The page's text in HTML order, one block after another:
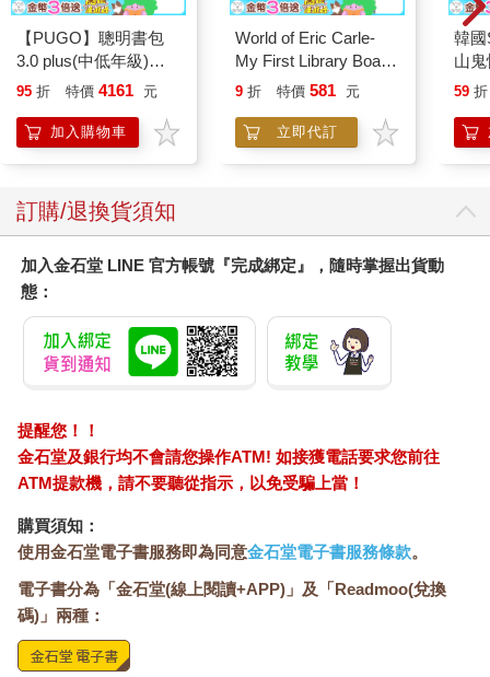
護他、奮力維繫其生命的人員——官員和健康照護人員——都被
叫到教堂，我們被告知那名病患因傷勢嚴重而死。典獄長和一名
健康照護代表必須親自向他的親屬通報這個消息。他們悲痛欲絕
——他留下一個年幼的家庭。
用沸騰的水壺互相攻擊，這可能會導致電器走火。二○一五年，監
獄禁止吸煙和打火機。但這些人很聰明，可以拆開水壺取出電
香菸常被私帶進來並以高價出售。當囚犯用光時，他們會抽塗上
香蕉曾一度被禁止，因為囚犯過去常常偷香蕉皮，他們把香蕉皮
曬乾並吸食，誤以為吸食香蕉皮會讓人自然嗨。囚犯有時甚至會
吸食燃燒的塑膠來得到快感。無論在任何地方、以任何方式，他
們都試圖忘卻一切。
沒有人想死在獄中。我們竭盡所能挽救生命，讓犯人在服完刑後
精神狀態，並詢問他們是否有任何自殘念頭或計劃。In-reach心理
健康服務團隊每天都會收到許多這樣的轉診。迪恩特別擅長讓人
們在情緒問題上對他坦誠以待。他幾乎是不停在監獄裡跑來跑
去，從一場心理危機到另一場心理危機，並做出實質的改變。有
些人會以割傷或摳抓自己來應對焦慮，也就是所謂的「切割」。
他們的身體在康復的各個階段皆佈滿傷疤——但他們堅信這只是
一種應對機制，他們實際上並不想死。有一度，在差不多一千出
頭的人口中，大約有七十人加入了ACCT照護計劃。這是一個可
怕的統計數據。
史蒂芬因一天處理三十件急救呼叫而受到典獄長的嘉獎。那段期
【PUGO】聰明書包
3.0 plus(中低年級)酷
黑 全新進化玩美上市
95 折 特價 4161 元
加入購物車
World of Eric Carle-
My First Library Board
Book Block Set
9 折 特價 581 元
立即代訂
韓
山
450
59 折
訂購/退換貨須知
加入金石堂 LINE 官方帳號『完成綁定』，隨時掌握出貨動
態：
提醒您！！
金石堂及銀行均不會請您操作ATM! 如接獲電話要求您前往
ATM提款機，請不要聽從指示，以免受騙上當！
購買須知：
使用金石堂電子書服務即為同意金石堂電子書服務條款。
電子書分為「金石堂(線上閱讀+APP)」及「Readmoo(兌換
碼)」兩種：